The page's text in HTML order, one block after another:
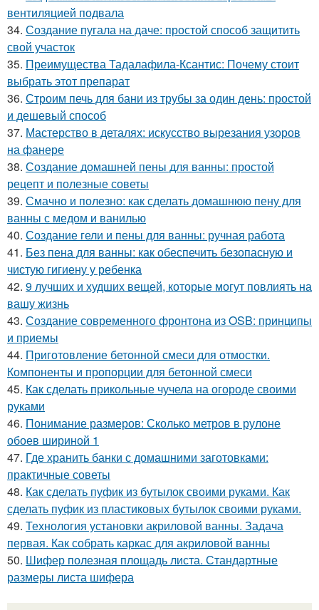
вентиляцией подвала
34. Создание пугала на даче: простой способ защитить
свой участок
35. Преимущества Тадалафила-Ксантис: Почему стоит
выбрать этот препарат
36. Строим печь для бани из трубы за один день: простой
и дешевый способ
37. Мастерство в деталях: искусство вырезания узоров
на фанере
38. Создание домашней пены для ванны: простой
рецепт и полезные советы
39. Смачно и полезно: как сделать домашнюю пену для
ванны с медом и ванилью
40. Создание гели и пены для ванны: ручная работа
41. Без пена для ванны: как обеспечить безопасную и
чистую гигиену у ребенка
42. 9 лучших и худших вещей, которые могут повлиять на
вашу жизнь
43. Создание современного фронтона из OSB: принципы
и приемы
44. Приготовление бетонной смеси для отмостки.
Компоненты и пропорции для бетонной смеси
45. Как сделать прикольные чучела на огороде своими
руками
46. Понимание размеров: Сколько метров в рулоне
обоев шириной 1
47. Где хранить банки с домашними заготовками:
практичные советы
48. Как сделать пуфик из бутылок своими руками. Как
сделать пуфик из пластиковых бутылок своими руками.
49. Технология установки акриловой ванны. Задача
первая. Как собрать каркас для акриловой ванны
50. Шифер полезная площадь листа. Стандартные
размеры листа шифера